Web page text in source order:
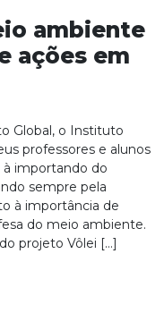
ambiente
ações em
Global, o Instituto
professores e alunos
importando do
sempre pela
à importância de
do meio ambiente.
projeto Vôlei […]